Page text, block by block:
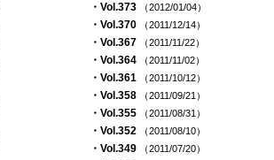
・Vol.373 （2012/01/04）
・Vol.370 （2011/12/14）
・Vol.367 （2011/11/22）
・Vol.364 （2011/11/02）
・Vol.361 （2011/10/12）
・Vol.358 （2011/09/21）
・Vol.355 （2011/08/31）
・Vol.352 （2011/08/10）
・Vol.349 （2011/07/20）